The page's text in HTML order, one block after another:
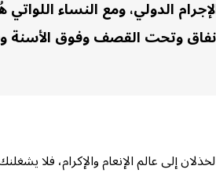
الدولي، ومع النساء
وتحت القصف وفوق
إلى عالم الإنعام والإكرام، فلا